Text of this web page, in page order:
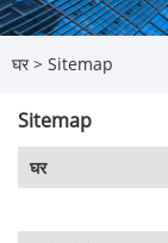
घर > Sitemap
Sitemap
घर